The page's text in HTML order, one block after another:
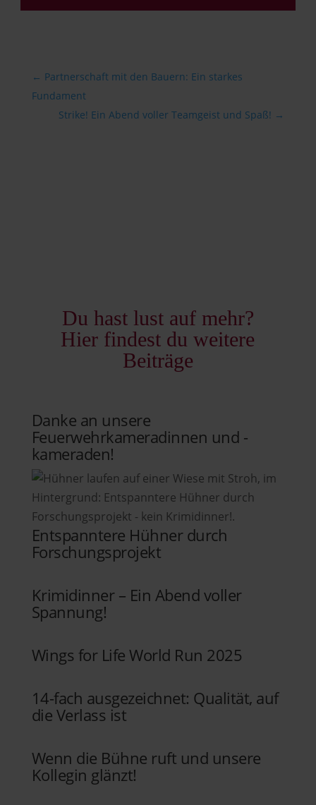
← Partnerschaft mit den Bauern: Ein starkes
Fundament
Strike! Ein Abend voller Teamgeist und Spaß! →
Du hast lust auf mehr?
Hier findest du weitere
Beiträge
Danke an unsere
Feuerwehrkameradinnen und -
kameraden!
Entspanntere Hühner durch
Forschungsprojekt
Krimidinner – Ein Abend voller
Spannung!
Wings for Life World Run 2025
14-fach ausgezeichnet: Qualität, auf
die Verlass ist
Wenn die Bühne ruft und unsere
Kollegin glänzt!